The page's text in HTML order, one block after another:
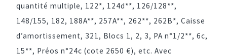
quantité multiple, 122*, 124d**, 126/128**,
148/155, 182, 188A**, 257A**, 262**, 262B*, Caisse
d’amortissement, 321, Blocs 1, 2, 3, PA n°1/2**, 6c,
15**, Préos n°24c (cote 2650 €), etc. Avec